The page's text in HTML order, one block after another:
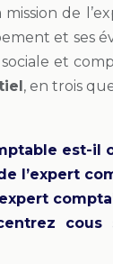
mission de
et ses
et
, en trois
est-il
l’expert